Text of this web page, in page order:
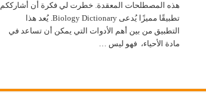
هذه المصطلحات المعقدة. خطرت لي فكرة أن أشارككم
تطبيقًا مميزًا يُدعى Biology Dictionary. يُعد هذا
التطبيق من بين أهم الأدوات التي يمكن أن تساعد في
مادة الأحياء، فهو ليس …